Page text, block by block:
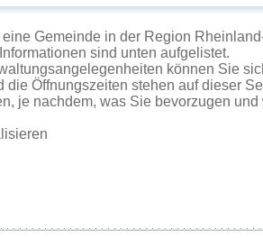
Gemeinde in der Region
sind unten aufgelistet.
können Sie
die Öffnungszeiten stehen auf dieser
je nachdem, was Sie bevorzugen